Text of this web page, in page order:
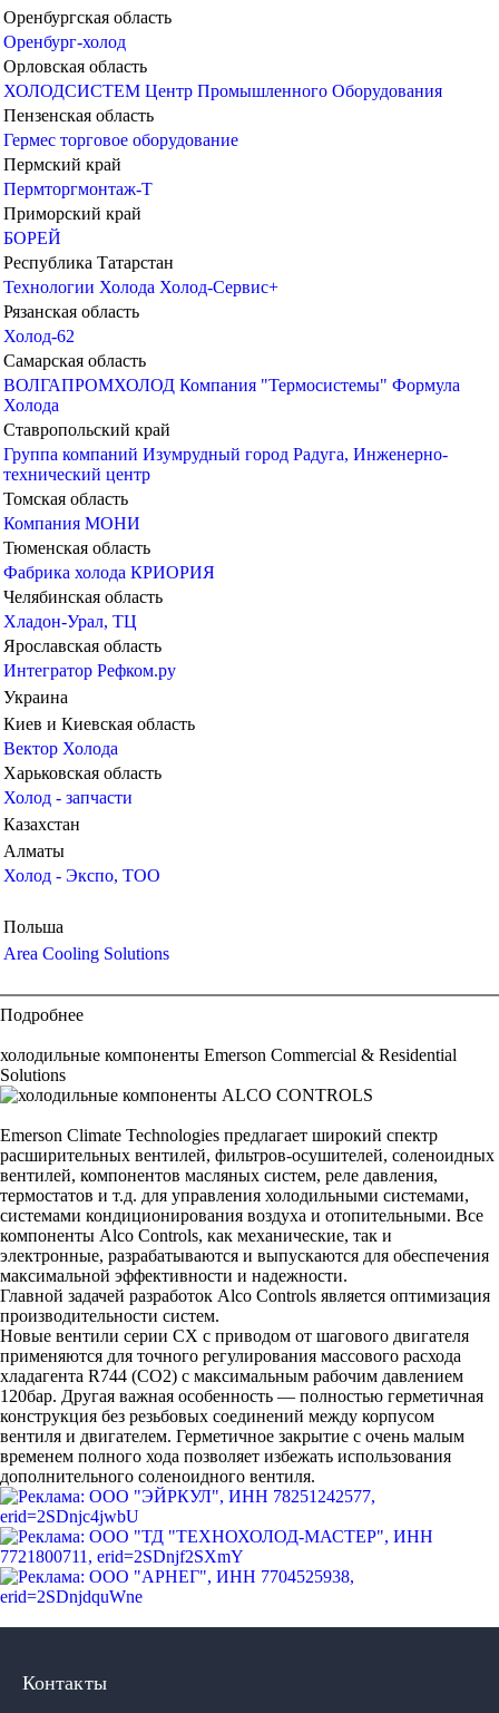
Оренбургская область
Оренбург-холод
Орловская область
ХОЛОДСИСТЕМ Центр Промышленного Оборудования
Пензенская область
Гермес торговое оборудование
Пермский край
Пермторгмонтаж-Т
Приморский край
БОРЕЙ
Республика Татарстан
Технологии Холода Холод-Сервис+
Рязанская область
Холод-62
Самарская область
ВОЛГАПРОМХОЛОД Компания "Термосистемы" Формула
Холода
Ставропольский край
Группа компаний Изумрудный город Радуга, Инженерно-
технический центр
Томская область
Компания МОНИ
Тюменская область
Фабрика холода КРИОРИЯ
Челябинская область
Хладон-Урал, ТЦ
Ярославская область
Интегратор Рефком.ру
Украина
Киев и Киевская область
Вектор Холода
Харьковская область
Холод - запчасти
Казахстан
Алматы
Холод - Экспо, ТОО
Польша
Area Cooling Solutions
Подробнее
холодильные компоненты Emerson Commercial & Residential
Solutions
Emerson Climate Technologies предлагает широкий спектр
расширительных вентилей, фильтров-осушителей, соленоидных
вентилей, компонентов масляных систем, реле давления,
термостатов и т.д. для управления холодильными системами,
системами кондиционирования воздуха и отопительными. Все
компоненты Alco Controls, как механические, так и
электронные, разрабатываются и выпускаются для обеспечения
максимальной эффективности и надежности.
Главной задачей разработок Alco Controls является оптимизация
производительности систем.
Новые вентили серии CX с приводом от шагового двигателя
применяются для точного регулирования массового расхода
хладагента R744 (CO2) с максимальным рабочим давлением
120бар. Другая важная особенность — полностью герметичная
конструкция без резьбовых соединений между корпусом
вентиля и двигателем. Герметичное закрытие с очень малым
временем полного хода позволяет избежать использования
дополнительного соленоидного вентиля.
Контакты